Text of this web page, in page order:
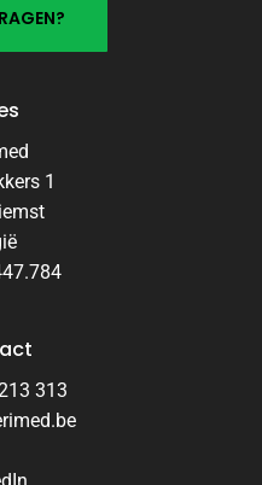
RAGEN?
1
313
updates